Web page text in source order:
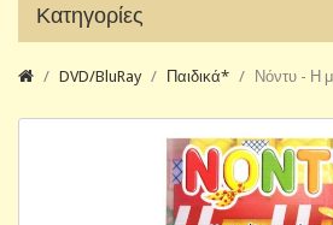
Κατηγορίες
DVD/BluRay Παιδικά* Νόντυ - Η